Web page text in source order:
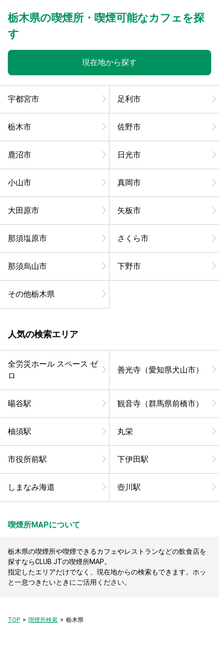
栃木県の喫煙所・喫煙可能なカフェを探
す
現在地から探す
宇都宮市 足利市
栃木市 佐野市
鹿沼市 日光市
小山市 真岡市
大田原市 矢板市
那須塩原市 さくら市
那須烏山市 下野市
その他栃木県
人気の検索エリア
全労災ホール スペース ゼ
ロ
善光寺（愛知県犬山市）
暘谷駅 観音寺（群馬県前橋市）
柚須駅 丸栄
市役所前駅 下伊田駅
しまなみ海道 壺川駅
喫煙所MAPについて
栃木県の喫煙所や喫煙できるカフェやレストランなどの飲食店を
探すならCLUB JTの喫煙所MAP。
指定したエリアだけでなく、現在地からの検索もできます。ホッ
と一息つきたいときにご活用ください。
TOP 喫煙所検索 栃木県